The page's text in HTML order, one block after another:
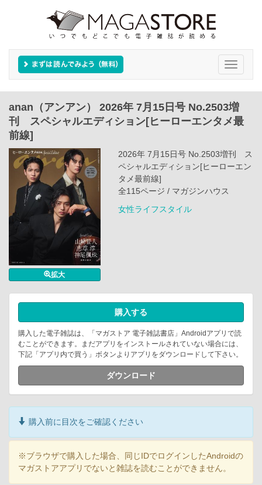
Toggle
anan（アンアン） 2026年 7月15日号 No.2503増
刊 スペシャルエディション[ヒーローエンタメ最
前線]
拡大
2026年 7月15日号 No.2503増刊 ス
ペシャルエディション[ヒーローエン
タメ最前線]
全115ページ / マガジンハウス
女性ライフスタイル
購入する
購入した電子雑誌は、「マガストア 電子雑誌書店」Androidアプリで読
むことができます。まだアプリをインストールされていない場合には、
下記「アプリ内で買う」ボタンよりアプリをダウンロードして下さい。
ダウンロード
購入前に目次をご確認ください
※ブラウザで購入した場合、同じIDでログインしたAndroidの
マガストアアプリでないと雑誌を読むことができません。